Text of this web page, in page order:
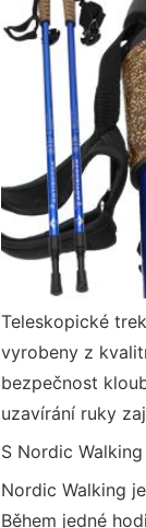
Teleskopické
vyrobeny z
bezpečnost
uzavírání ruky
S Nordic
Nordic Walking
Během jedné